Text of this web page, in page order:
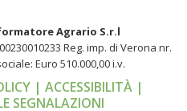
Agrario S.r.l
Reg. imp. di Verona nr.
Euro 510.000,00 i.v.
| ACCESSIBILITÀ |
SEGNALAZIONI